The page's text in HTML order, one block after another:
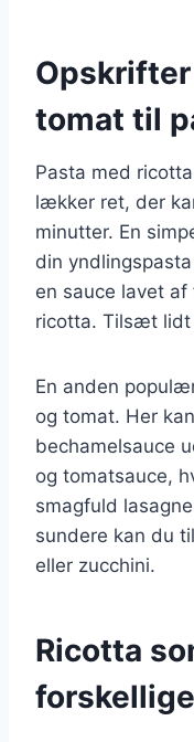
tomat til
Pasta med
lækker ret, der
minutter. En
din
en sauce lavet
ricotta. Tilsæt lidt
En anden
og tomat. Her
bechamelsauce
og tomatsauce,
smagfuld
sundere kan du
eller zucchini.
Ricotta